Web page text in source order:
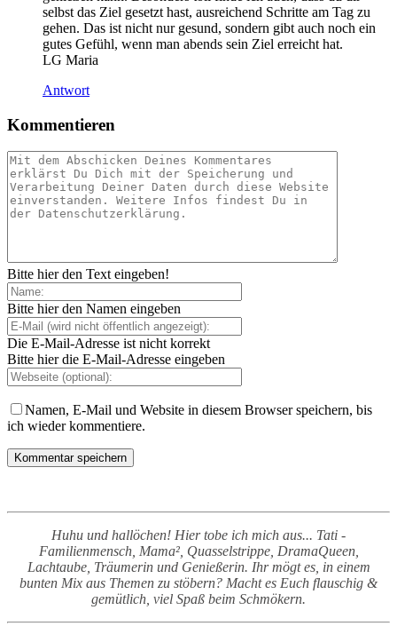
selbst das Ziel gesetzt hast, ausreichend Schritte am Tag zu
gehen. Das ist nicht nur gesund, sondern gibt auch noch ein
gutes Gefühl, wenn man abends sein Ziel erreicht hat.
LG Maria
Antwort
Kommentieren
Bitte hier den Text eingeben!
Bitte hier den Namen eingeben
Die E-Mail-Adresse ist nicht korrekt
Bitte hier die E-Mail-Adresse eingeben
Namen, E-Mail und Website in diesem Browser speichern, bis
ich wieder kommentiere.
Huhu und hallöchen! Hier tobe ich mich aus... Tati -
Familienmensch, Mama², Quasselstrippe, DramaQueen,
Lachtaube, Träumerin und Genießerin. Ihr mögt es, in einem
bunten Mix aus Themen zu stöbern? Macht es Euch flauschig &
gemütlich, viel Spaß beim Schmökern.